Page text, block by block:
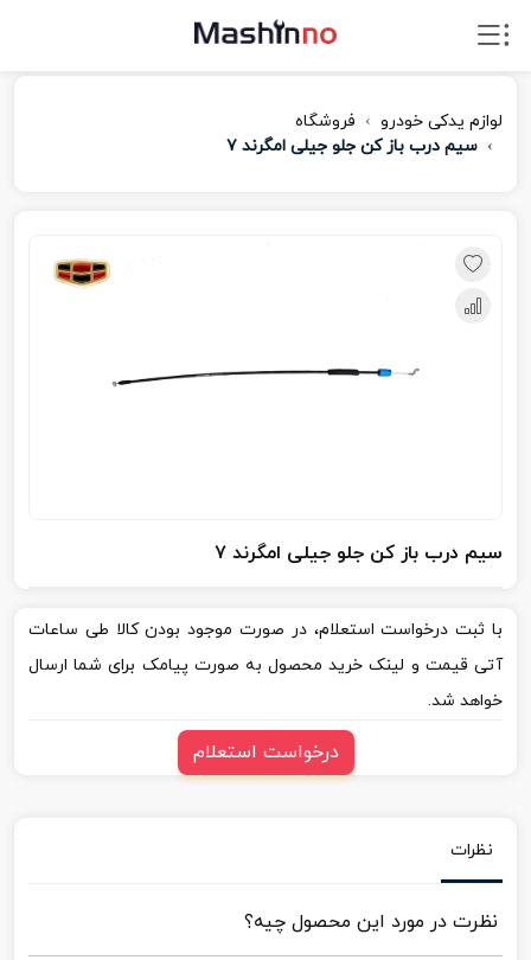
لوازم یدکی خودرو
فروشگاه
سیم درب باز کن جلو جیلی امگرند ۷
سیم درب باز کن جلو جیلی امگرند ۷
با ثبت درخواست استعلام، در صورت موجود بودن کالا طی ساعات
آتی قیمت و لینک خرید محصول به صورت پیامک برای شما ارسال
خواهد شد.
درخواست استعلام
نظرات
نظرت در مورد این محصول چیه؟